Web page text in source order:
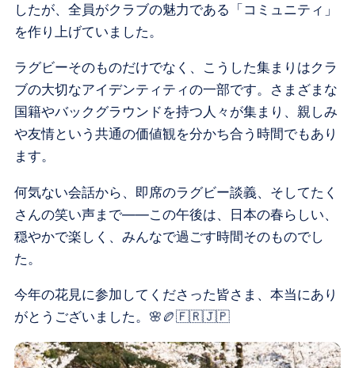
したが、全員がクラブの魅力である「コミュニティ」
を作り上げていました。
ラグビーそのものだけでなく、こうした集まりはクラ
ブの大切なアイデンティティの一部です。さまざまな
国籍やバックグラウンドを持つ人々が集まり、親しみ
や友情という共通の価値観を分かち合う時間でもあり
ます。
何気ない会話から、即席のラグビー談義、そしてたく
さんの笑い声まで――この午後は、日本の春らしい、
穏やかで楽しく、みんなで過ごす時間そのものでし
た。
今年の花見に参加してくださった皆さま、本当にあり
がとうございました。🌸🏉🇫🇷🇯🇵